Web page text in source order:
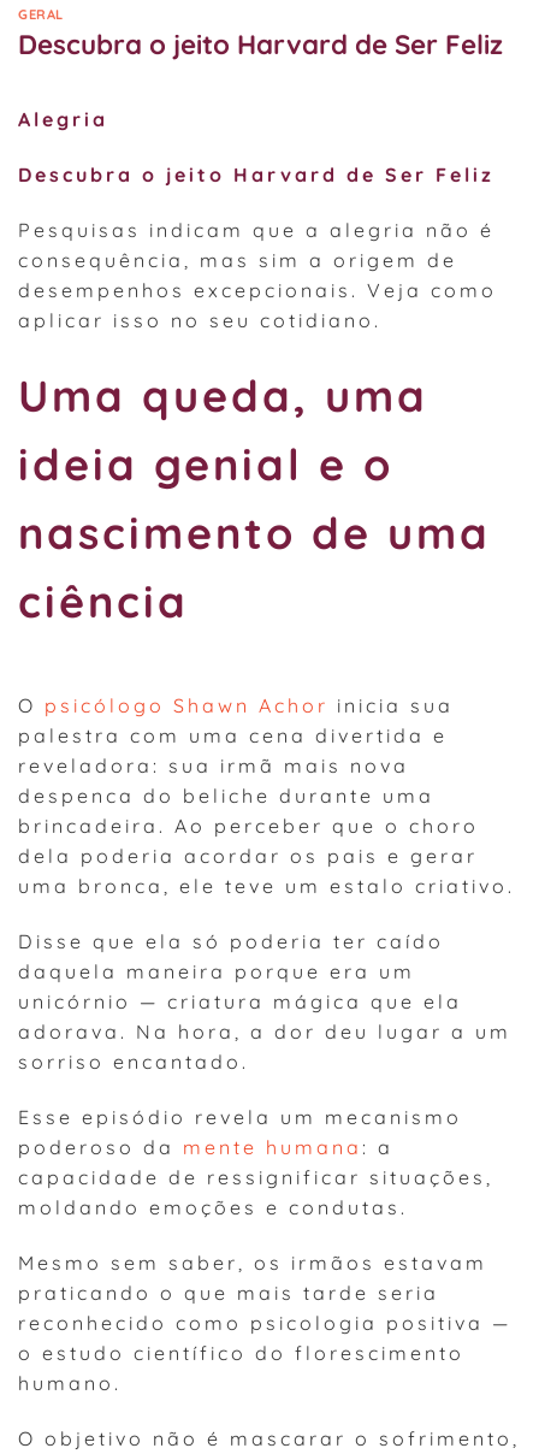
GERAL
Descubra o jeito Harvard de Ser Feliz
Alegria
Descubra o jeito Harvard de Ser Feliz
Pesquisas indicam que a alegria não é
consequência, mas sim a origem de
desempenhos excepcionais. Veja como
aplicar isso no seu cotidiano.
Uma queda, uma
ideia genial e o
nascimento de uma
ciência
O psicólogo Shawn Achor inicia sua
palestra com uma cena divertida e
reveladora: sua irmã mais nova
despenca do beliche durante uma
brincadeira. Ao perceber que o choro
dela poderia acordar os pais e gerar
uma bronca, ele teve um estalo criativo.
Disse que ela só poderia ter caído
daquela maneira porque era um
unicórnio — criatura mágica que ela
adorava. Na hora, a dor deu lugar a um
sorriso encantado.
Esse episódio revela um mecanismo
poderoso da mente humana : a
capacidade de ressignificar situações,
moldando emoções e condutas.
Mesmo sem saber, os irmãos estavam
praticando o que mais tarde seria
reconhecido como psicologia positiva —
o estudo científico do florescimento
humano.
O objetivo não é mascarar o sofrimento,